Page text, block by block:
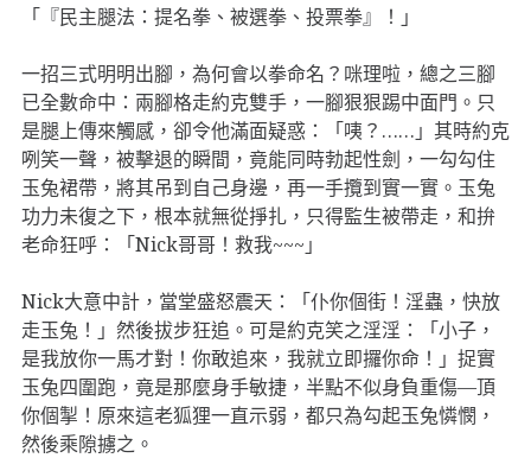
「『民主腿法：提名拳、被選拳、投票拳』！」
一招三式明明出腳，為何會以拳命名？咪理啦，總之三腳
已全數命中：兩腳格走約克雙手，一腳狠狠踢中面門。只
是腿上傳來觸感，卻令他滿面疑惑：「咦？……」其時約克
咧笑一聲，被擊退的瞬間，竟能同時勃起性劍，一勾勾住
玉兔裙帶，將其吊到自己身邊，再一手攬到實一實。玉兔
功力未復之下，根本就無從掙扎，只得監生被帶走，和拚
老命狂呼：「Nick哥哥！救我~~~」
Nick大意中計，當堂盛怒震天：「仆你個街！淫蟲，快放
走玉兔！」然後拔步狂追。可是約克笑之淫淫：「小子，
是我放你一馬才對！你敢追來，我就立即攞你命！」捉實
玉兔四圍跑，竟是那麼身手敏捷，半點不似身負重傷—頂
你個掣！原來這老狐狸一直示弱，都只為勾起玉兔憐憫，
然後乘隙擄之。